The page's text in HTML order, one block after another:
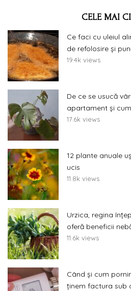
CELE MAI
Ce faci cu uleiul
de refolosire și
19.4k views
De ce se usucă
apartament și
17.6k views
12 plante anuale
ucis
11.8k views
Urzica, regina
oferă beneficii
11.6k views
Când și cum
ținem factura sub